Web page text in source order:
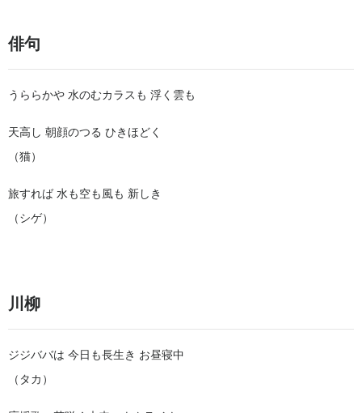
俳句
うららかや 水のむカラスも 浮く雲も
天高し 朝顔のつる ひきほどく
（猫）
旅すれば 水も空も風も 新しき
（シゲ）
川柳
ジジババは 今日も長生き お昼寝中
（タカ）